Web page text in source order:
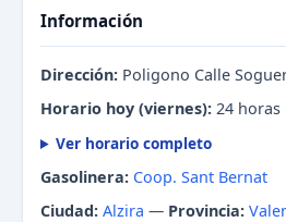
Información
Dirección: Poligono Calle
Horario hoy (viernes): 24 horas
Ver horario completo
Gasolinera: Coop. Sant Bernat
Ciudad: Alzira — Provincia: